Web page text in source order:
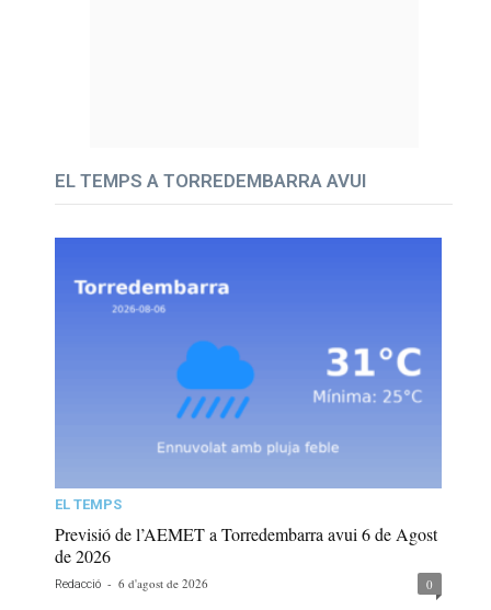
EL TEMPS A TORREDEMBARRA AVUI
EL TEMPS
Previsió de l’AEMET a Torredembarra avui 6 de Agost
de 2026
Redacció - 6 d'agost de 2026 0